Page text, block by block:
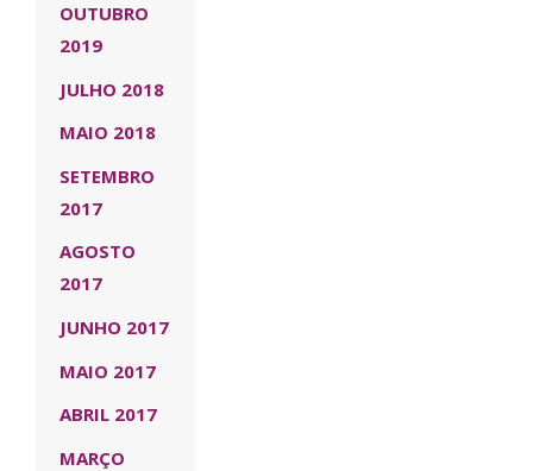
OUTUBRO
2019
JULHO 2018
MAIO 2018
SETEMBRO
2017
AGOSTO
2017
JUNHO 2017
MAIO 2017
ABRIL 2017
MARÇO